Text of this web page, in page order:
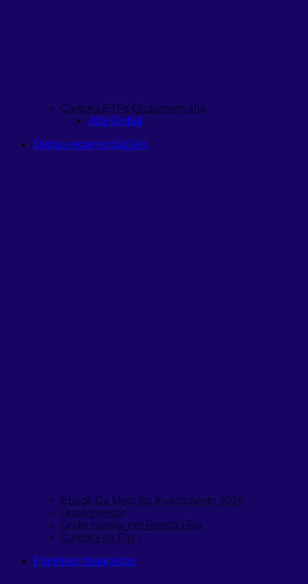
Carteira ETFs Globaisem alta
Alfa Global
Outras recomendações
Ebook Da Meta Ao Investimento 2026
Onde investir
Onde investir em Renda Fixa
Carteira de FIIs
Planilhas financeiras